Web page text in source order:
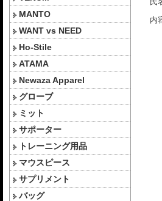
MANTO
WANT vs NEED
Ho-Stile
ATAMA
Newaza Apparel
グローブ
ミット
サポーター
トレーニング用品
マウスピース
サプリメント
バッグ
内